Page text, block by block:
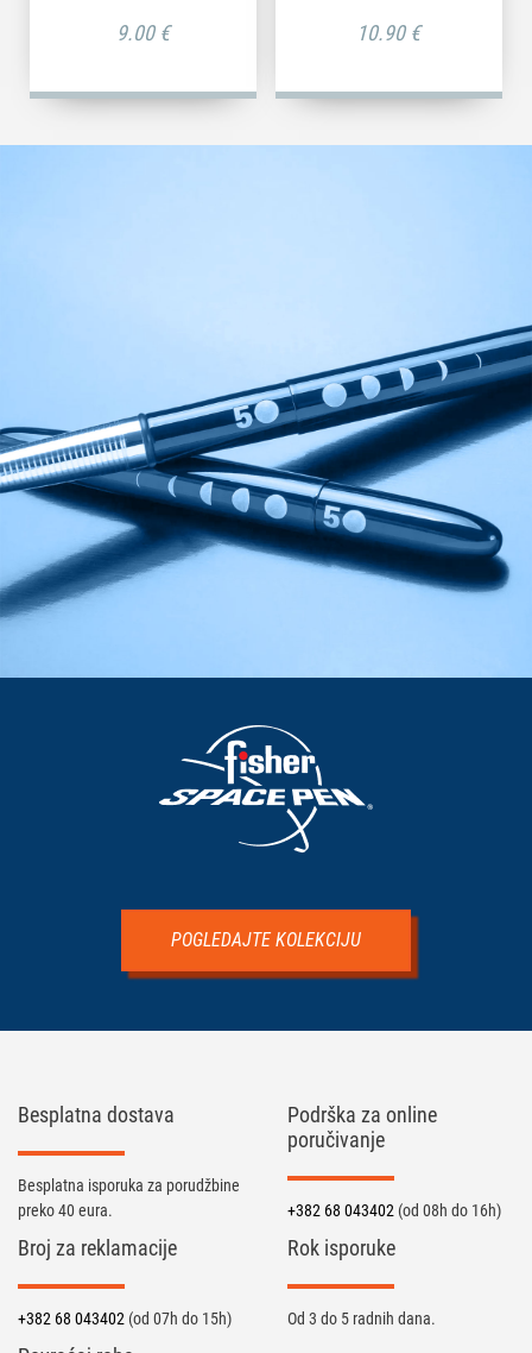
9.00 € 10.90 €
POGLEDAJTE KOLEKCIJU
Besplatna dostava
Besplatna isporuka za porudžbine
preko 40 eura.
Podrška za online
poručivanje
+382 68 043402 (od 08h do 16h)
Broj za reklamacije
+382 68 043402 (od 07h do 15h)
Rok isporuke
Od 3 do 5 radnih dana.